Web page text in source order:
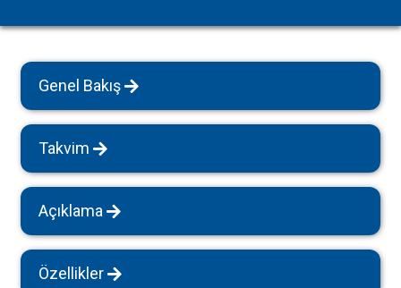
Genel Bakış
Takvim
Açıklama
Özellikler